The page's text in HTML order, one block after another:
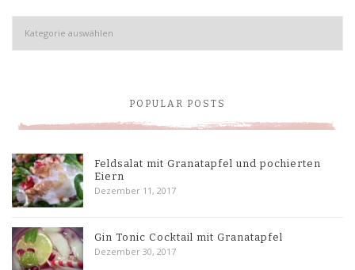
Kategorien
POPULAR POSTS
Feldsalat mit Granatapfel und pochierten
Eiern
Dezember 11, 2017
Gin Tonic Cocktail mit Granatapfel
Dezember 30, 2017